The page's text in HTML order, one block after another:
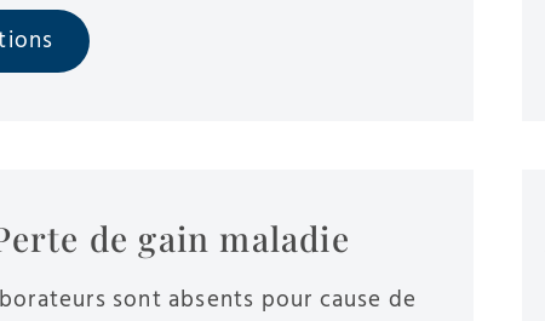
de gain maladie
sont absents pour cause de